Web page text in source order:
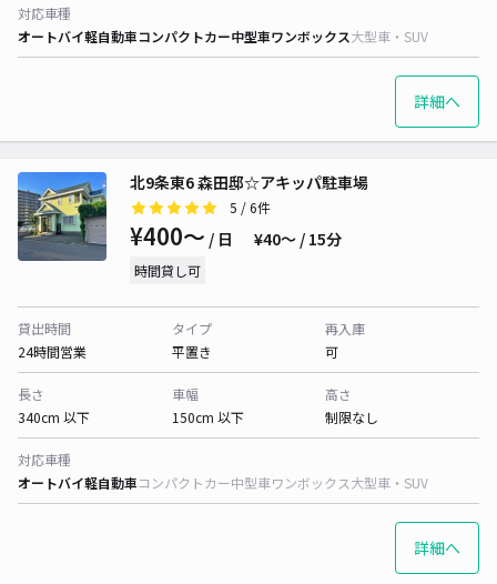
対応車種
オートバイ軽自動車コンパクトカー中型車ワンボックス大型車・SUV
詳細へ
北9条東6 森田邸☆アキッパ駐車場
5 / 6件
¥400〜 / 日 ¥40〜 / 15分
時間貸し可
貸出時間
24時間営業
タイプ
平置き
再入庫
可
長さ
340cm 以下
車幅
150cm 以下
高さ
制限なし
対応車種
オートバイ軽自動車コンパクトカー中型車ワンボックス大型車・SUV
詳細へ